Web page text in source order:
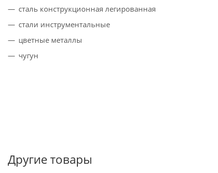
cталь конструкционная легированная
стали инструментальные
цветные металлы
чугун
Другие товары